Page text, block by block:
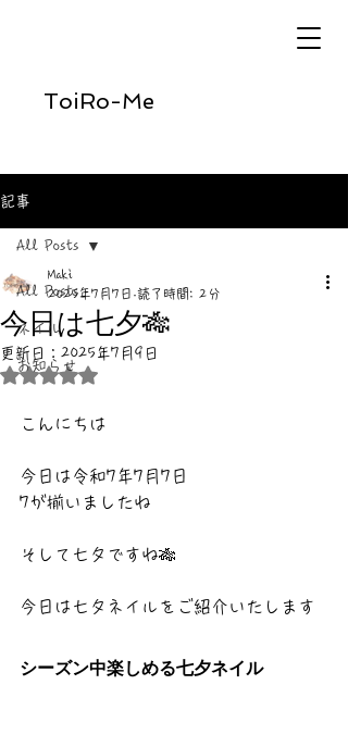
ToiRo-Me
記事
All Posts
ネイル
お知らせ
All Posts
今日は七夕🎋
Maki
2025年7月7日 読了時間: 2分
更新日： 2025年7月9日
5つ星のうちNaNと評価されています。
こんにちは
今日は令和7年7月7日
7が揃いましたね
そして七夕ですね🎋
今日は七夕ネイルをご紹介いたします
シーズン中楽しめる七夕ネイル